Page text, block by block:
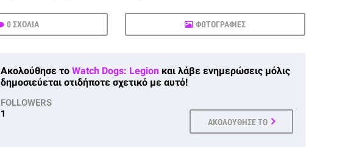
0 ΣΧΟΛΙΑ ΦΩΤΟΓΡΑΦΙΕΣ
Ακολούθησε το Watch Dogs: Legion και λάβε ενημερώσεις μόλις
δημοσιεύεται οτιδήποτε σχετικό με αυτό!
FOLLOWERS
1
ΑΚΟΛΟΥΘΗΣΕ ΤΟ